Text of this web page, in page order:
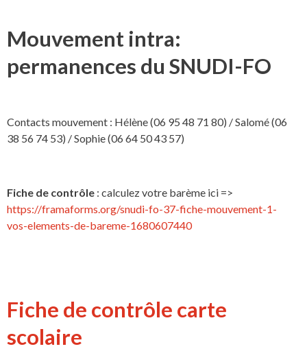
Mouvement intra:
permanences du SNUDI-FO
Contacts mouvement : Hélène (06 95 48 71 80) / Salomé (06
38 56 74 53) / Sophie (06 64 50 43 57)
Fiche de contrôle : calculez votre barème ici =>
https://framaforms.org/snudi-fo-37-fiche-mouvement-1-
vos-elements-de-bareme-1680607440
Fiche de contrôle carte
scolaire